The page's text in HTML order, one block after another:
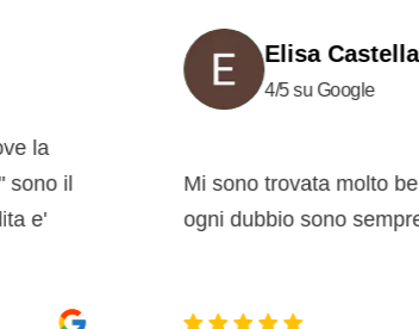
Elisa Castellan
4/5 su Google
Mi sono trovata molto bene,
ogni dubbio sono sempre